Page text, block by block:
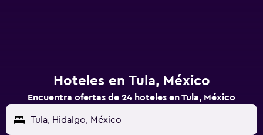
Hoteles en Tula, México
Encuentra ofertas de 24 hoteles en Tula, México
Tula, Hidalgo, México